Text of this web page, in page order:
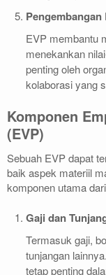
EVP membantu
menekankan
penting oleh
kolaborasi yang
Komponen
(EVP)
Sebuah EVP dapat
baik aspek materiil
komponen utama
Gaji dan
Termasuk gaji,
tunjangan
tetap penting